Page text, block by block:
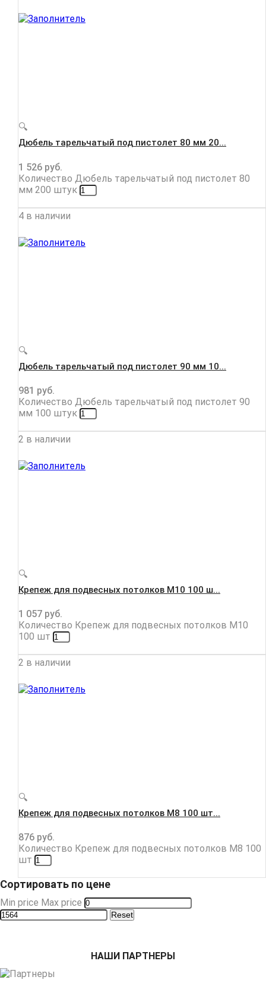
🔍
Дюбель тарельчатый под пистолет 80 мм 20...
1 526 руб.
Количество Дюбель тарельчатый под пистолет 80
мм 200 штук
4 в наличии
🔍
Дюбель тарельчатый под пистолет 90 мм 10...
981 руб.
Количество Дюбель тарельчатый под пистолет 90
мм 100 штук
2 в наличии
🔍
Крепеж для подвесных потолков М10 100 ш...
1 057 руб.
Количество Крепеж для подвесных потолков М10
100 шт
2 в наличии
🔍
Крепеж для подвесных потолков М8 100 шт...
876 руб.
Количество Крепеж для подвесных потолков М8 100
шт
Сортировать по цене
Min price Max price
Reset
НАШИ ПАРТНЕРЫ